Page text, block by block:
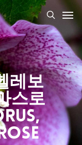
레보
스로